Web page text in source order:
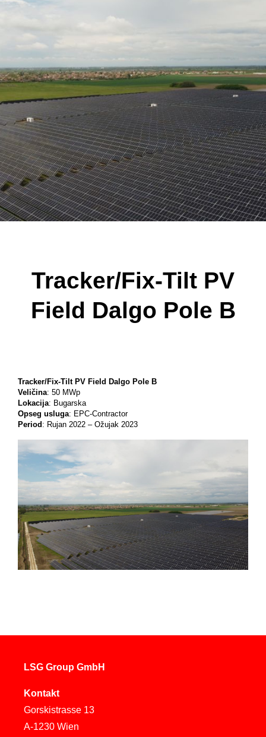
Karijera
Partner
Investitora
Tracker/Fix-Tilt PV
Field Dalgo Pole B
Tracker/Fix-Tilt PV Field Dalgo Pole B
Veličina: 50 MWp
Lokacija: Bugarska
Opseg usluga: EPC-Contractor
Period : Rujan 2022 – Ožujak 2023
LSG Group GmbH
Kontakt
Gorskistrasse 13
A-1230 Wien